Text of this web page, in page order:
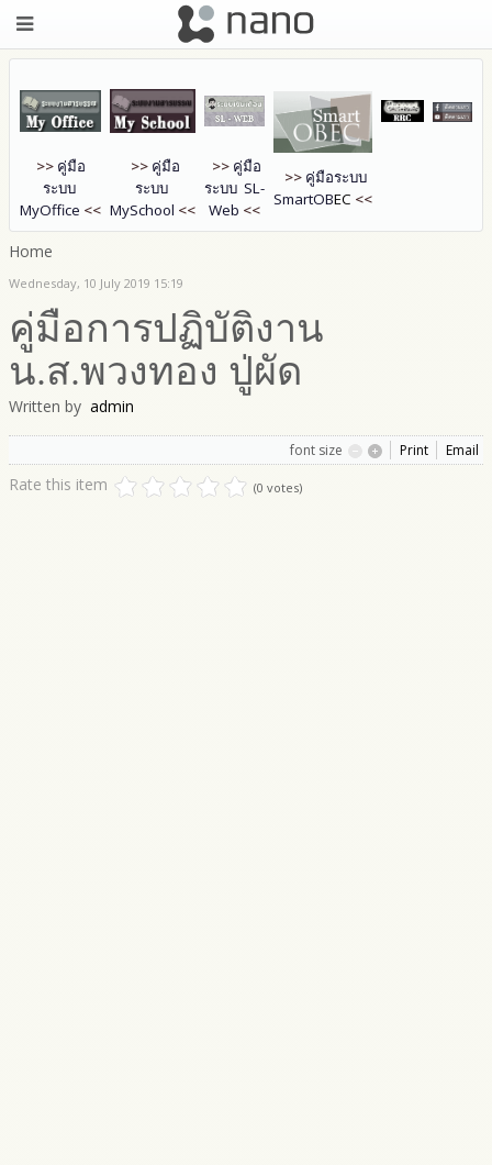
>> คู่มือ
ระบบ
MyOffice <<
>> คู่มือ
ระบบ
MySchool <<
>> คู่มือ
ระบบ SL-
Web <<
>> คู่มือระบบ
SmartOBEC <<
Home
Wednesday, 10 July 2019 15:19
คู่มือการปฏิบัติงาน
น.ส.พวงทอง ปู่ผัด
Written by admin
font size Print Email
Rate this item (0 votes)